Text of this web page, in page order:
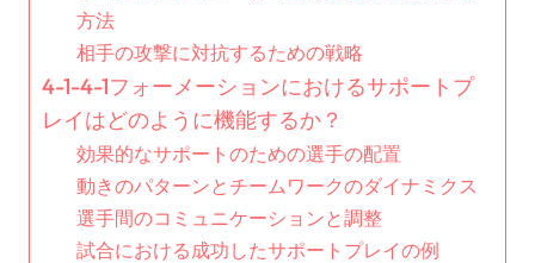
方法
相手の攻撃に対抗するための戦略
4-1-4-1フォーメーションにおけるサポートプ
レイはどのように機能するか？
効果的なサポートのための選手の配置
動きのパターンとチームワークのダイナミクス
選手間のコミュニケーションと調整
試合における成功したサポートプレイの例